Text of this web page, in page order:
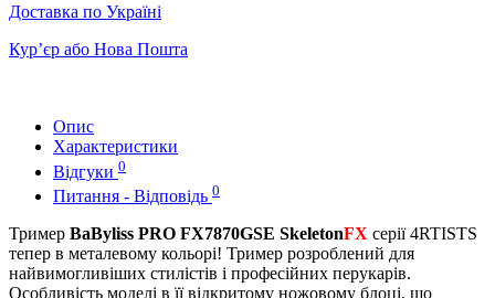
Доставка по Україні
Кур’єр або Нова Пошта
Опис
Характеристики
Відгуки 0
Питання - Відповідь 0
Тример BaByliss PRO FX7870GSE SkeletonFX серії 4RTISTS
тепер в металевому кольорі! Тример розроблений для
найвимогливіших стилістів і професійних перукарів.
Особливість моделі в її відкритому ножовому блоці, що